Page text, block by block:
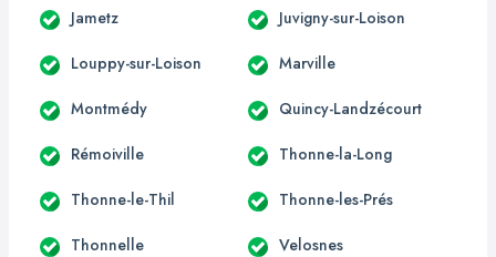
Jametz Juvigny-sur-Loison
Louppy-sur-Loison Marville
Montmédy Quincy-Landzécourt
Rémoiville Thonne-la-Long
Thonne-le-Thil Thonne-les-Prés
Thonnelle Velosnes